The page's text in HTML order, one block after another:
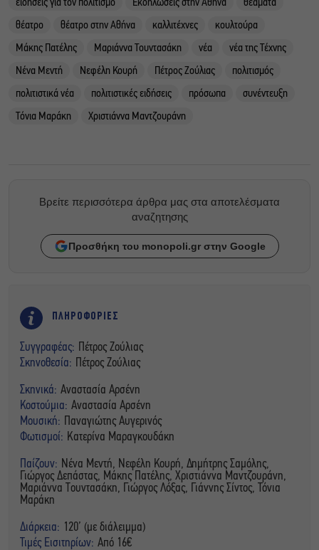
ειδήσεις για τον πολιτισμό
Εκδηλώσεις στην Αθήνα
θεάματα
θέατρο
θέατρο στην Αθήνα καλλιτέχνες
κουλτούρα
Μάκης Πατέλης
Μαριάννα Τουντασάκη νέα
νέα της Τέχνης
Νένα Μεντή
Νεφέλη Κουρή Πέτρος Ζούλιας
πολιτισμός
πολιτιστικά νέα
πολιτιστικές ειδήσεις πρόσωπα
συνέντευξη
Τόνια Μαράκη
Χριστιάννα Μαντζουράνη
Βρείτε περισσότερα άρθρα μας στα αποτελέσματα
αναζητησης
Προσθήκη του monopoli.gr στην Google
ΠΛΗΡΟΦΟΡΙΕΣ
Συγγραφέας:
Πέτρος Ζούλιας
Σκηνοθεσία:
Πέτρος Ζούλιας
Σκηνικά: Αναστασία Αρσένη
Κοστούμια: Αναστασία Αρσένη
Μουσική:
Παναγιώτης Αυγερινός
Φωτισμοί: Κατερίνα Μαραγκουδάκη
Παίζουν: Νένα Μεντή, Νεφέλη Κουρή, Δημήτρης Σαμόλης,
Γιώργος Δεπάστας, Μάκης Πατέλης, Χριστιάννα Μαντζουράνη,
Μαριάννα Τουντασάκη, Γιώργος Λόξας, Γιάννης Σίντος, Τόνια
Μαράκη
Διάρκεια: 120’ (με διάλειμμα)
Τιμές Εισιτηρίων: Από 16€